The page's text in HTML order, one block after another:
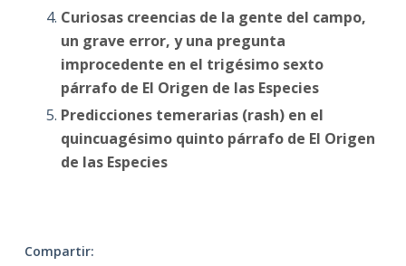
Curiosas creencias de la gente del campo,
un grave error, y una pregunta
improcedente en el trigésimo sexto
párrafo de El Origen de las Especies
Predicciones temerarias (rash) en el
quincuagésimo quinto párrafo de El Origen
de las Especies
Compartir: